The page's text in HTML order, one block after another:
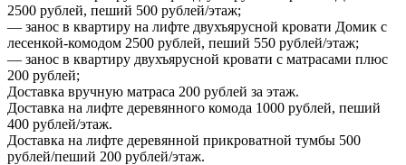
2500 рублей, пеший 500 рублей/этаж;
— занос в квартиру на лифте двухъярусной кровати Домик с
лесенкой-комодом 2500 рублей, пеший 550 рублей/этаж;
— занос в квартиру двухъярусной кровати с матрасами плюс
200 рублей;
Доставка вручную матраса 200 рублей за этаж.
Доставка на лифте деревянного комода 1000 рублей, пеший
400 рублей/этаж.
Доставка на лифте деревянной прикроватной тумбы 500
рублей/пеший 200 рублей/этаж.